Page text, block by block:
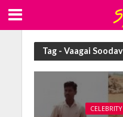
Tag - Vaagai